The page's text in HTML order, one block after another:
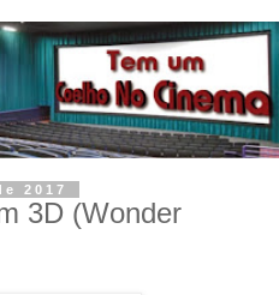
2017
3D (Wonder